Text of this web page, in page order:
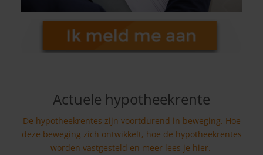
Actuele hypotheekrente
De hypotheekrentes zijn voortdurend in beweging. Hoe
deze beweging zich ontwikkelt, hoe de hypotheekrentes
worden vastgesteld en meer lees je hier.